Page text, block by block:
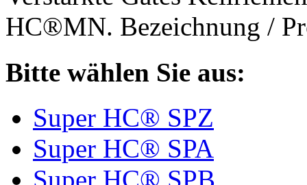
HC®MN. Bezeichnung /
Bitte wählen Sie aus:
Super HC® SPZ
Super HC® SPA